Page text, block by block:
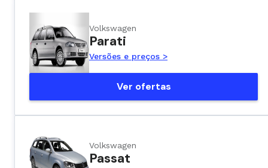
Volkswagen
Parati
Versões e preços >
Ver ofertas
Volkswagen
Passat